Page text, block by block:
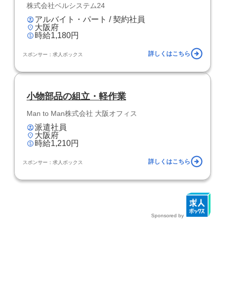
株式会社ベルシステム24
アルバイト・パート / 契約社員
大阪府
時給1,180円
スポンサー：求人ボックス 詳しくはこちら
小物部品の組立・軽作業
Man to Man株式会社 大阪オフィス
派遣社員
大阪府
時給1,210円
スポンサー：求人ボックス 詳しくはこちら
Sponsored by